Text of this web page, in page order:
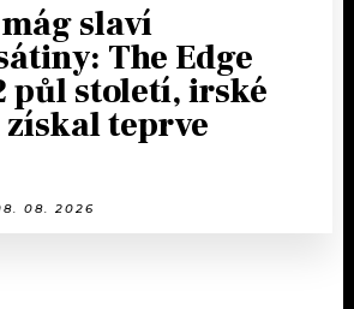
slaví
The Edge
půl století, irské
získal teprve
08. 2026